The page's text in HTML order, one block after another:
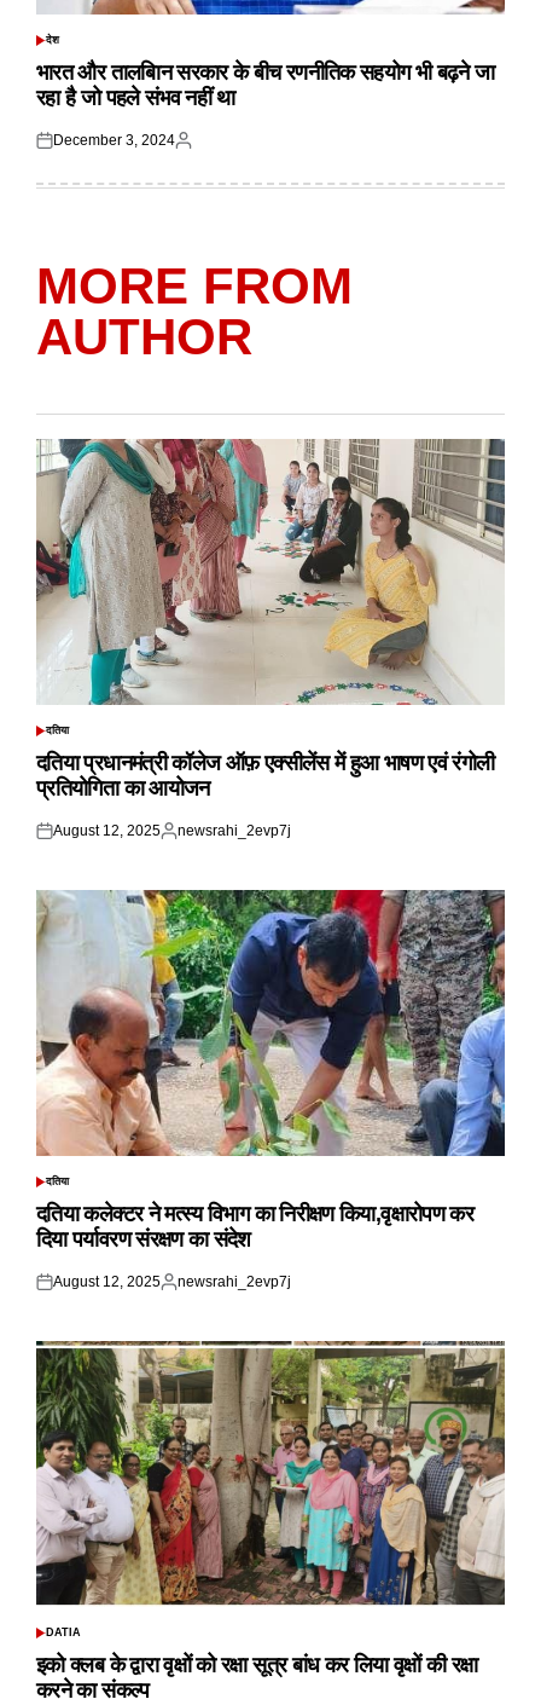
POSTED
देश
भारत और तालबिान सरकार के बीच रणनीतिक सहयोग भी बढ़ने जा
रहा है जो पहले संभव नहीं था
Posted
December 3, 2024
Posted
MORE FROM
AUTHOR
POSTED
दतिया
दतिया प्रधानमंत्री कॉलेज ऑफ़ एक्सीलेंस में हुआ भाषण एवं रंगोली
प्रतियोगिता का आयोजन
Posted
August 12, 2025
Posted
newsrahi_2evp7j
POSTED
दतिया
दतिया कलेक्टर ने मत्स्य विभाग का निरीक्षण किया,वृक्षारोपण कर
दिया पर्यावरण संरक्षण का संदेश
Posted
August 12, 2025
Posted
newsrahi_2evp7j
POSTED
DATIA
इको क्लब के द्वारा वृक्षों को रक्षा सूत्र बांध कर लिया वृक्षों की रक्षा
करने का संकल्प